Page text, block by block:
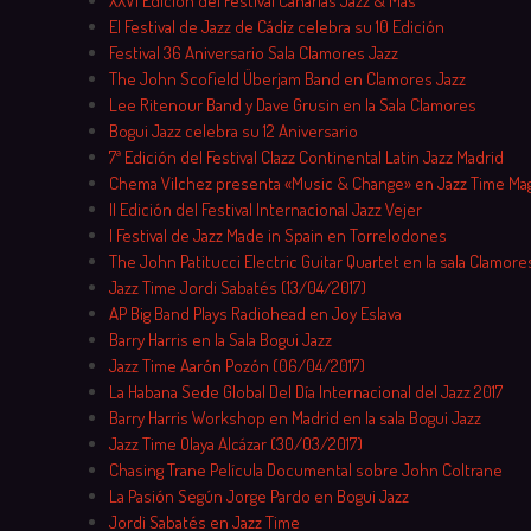
El Festival de Jazz de Cádiz celebra su 10 Edición
Festival 36 Aniversario Sala Clamores Jazz
The John Scofield Überjam Band en Clamores Jazz
Lee Ritenour Band y Dave Grusin en la Sala Clamores
Bogui Jazz celebra su 12 Aniversario
7ª Edición del Festival Clazz Continental Latin Jazz Madrid
Chema Vilchez presenta «Music & Change» en Jazz Time
II Edición del Festival Internacional Jazz Vejer
I Festival de Jazz Made in Spain en Torrelodones
The John Patitucci Electric Guitar Quartet en la sala
Jazz Time Jordi Sabatés (13/04/2017)
AP Big Band Plays Radiohead en Joy Eslava
Barry Harris en la Sala Bogui Jazz
Jazz Time Aarón Pozón (06/04/2017)
La Habana Sede Global Del Día Internacional del Jazz 2017
Barry Harris Workshop en Madrid en la sala Bogui Jazz
Jazz Time Olaya Alcázar (30/03/2017)
Chasing Trane Película Documental sobre John Coltrane
La Pasión Según Jorge Pardo en Bogui Jazz
Jordi Sabatés en Jazz Time